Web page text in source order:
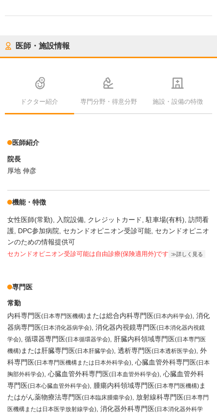
医師・施設情報
ドクター紹介 専門分野・得意分野 施設・設備の特徴
医師紹介
院長
厚地 伸彦
機能・特徴
女性医師(常勤) 入院設備 クレジットカード 駐車場(有料) 訪問看
護 DPC参加病院 セカンドオピニオン受診可能 セカンドオピニオ
ンのための情報提供可
セカンドオピニオン受診可能は自由診療(保険適用外)です 詳しく見る
専門医
常勤
内科専門医(日本専門医機構)または総合内科専門医(日本内科学会) 消化
器病専門医(日本消化器病学会) 消化器内視鏡専門医(日本消化器内視鏡
学会) 循環器専門医(日本循環器学会) 肝臓内科領域専門医(日本専門医
機構)または肝臓専門医(日本肝臓学会) 透析専門医(日本透析医学会) 外
科専門医(日本専門医機構または日本外科学会) 心臓血管外科専門医(日本
胸部外科学会) 心臓血管外科専門医(日本血管外科学会) 心臓血管外科
専門医(日本心臓血管外科学会) 腫瘍内科領域専門医(日本専門医機構)ま
たはがん薬物療法専門医(日本臨床腫瘍学会) 放射線科専門医(日本専門
医機構または日本医学放射線学会) 消化器外科専門医(日本消化器外科学